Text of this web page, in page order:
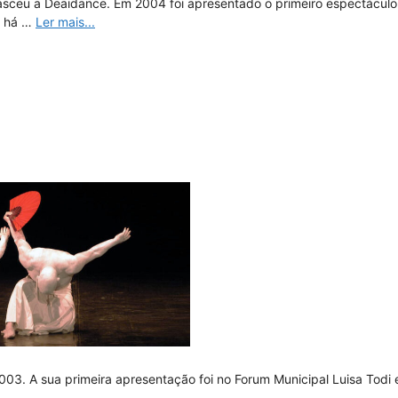
a Deaidance. Em 2004 foi apresentado o primeiro
há … Ler mais...
A sua primeira apresentação foi no Forum Municipal Luisa